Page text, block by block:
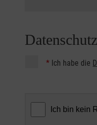
Datenschutz
* Ich habe die